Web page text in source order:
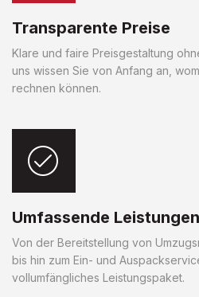
Transparente Preise
Klare und faire Preisgestaltung
uns wissen Sie von Anfang an,
rechnen können.
Umfassende Leistungen
Von der Bereitstellung von
bis hin zum Ein- und
vollumfängliches Leistungspaket.